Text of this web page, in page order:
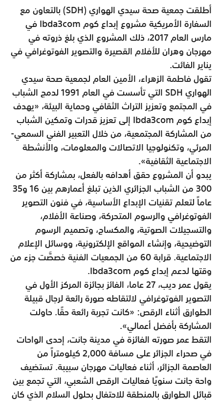
أطلقت جمعية صحة سيدي الهواري (SDH) بالتعاون مع
السفارة الأمريكية مشروع إبداع كوم Ibda3com في
مارس العام 2017، ذلك المشروع الذي بلغ ذروته في
مهرجان وهران للأفلام القصيرة والتصوير الفوتوغرافي في
يناير الفائت.
تقول فاطمة الزهراء، الأمين العام لجمعية صحة سيدي
الهواري SDH التي تأسست في العام 1991 لدمج الشباب
في المجتمع وتعزيز التراث الثقافي وحماية البيئة، «يهدف
إبداع كوم Ibda3com إلى تعزيز قدرات وتمكين الشباب
من المشاركة المجتمعية، من خلال التعبير الفني السمعي-
المرئي، وتكنولوجيا الاتصالات والمعلومات، والأنشطة
الاجتماعية الثقافية».
يبدو أن المشروع حقق أهدافه بالفعل، بمشاركة أكثر من
300 من الشباب الجزائري الذين تبلغ أعمارهم بين 16 و35
عاماً لتعلم تقنيات الإبداع الأساسية، في فنون التصوير
الفوتوغرافي والرسوم المتحركة، وصناعة الأفلام،
والتسجيلات الصوتية، والمكساج، وتصميم الرسوم
التوضيحية، وإنشاء المواقع الإلكترونية، ووسائل الإعلام
الاجتماعية. قرابة 60 من الجمعيات الفنية خصصَّت جزء من
وقتها لدعم إبداع كوم Ibda3com.
يقول عمر ديب، 27 عاما، الفائز بجائزة المركز الأول في
التصوير الفوتوغرافي لالتقاطه صورة رائعة لرجال قبيلة
الطوارق أثناء الرقص: «كانت تجربة رائعة حقًا. حاولت
المشاركة بأفضل أعمالي».
التقط عمر صورته الفائزة في مدينة جانت، إحدى الواحات
في صحراء الجزائر على مسافة 2,000 كيلومتراً من
العاصمة الجزائر، أثناء فعاليات مهرجان سبيبة. تستضيف
واحة جانت سنويًا فعاليات الرقص الشعبي، التي تجمع بين
قبائل الطوارق بالمنطقة للاحتفال بحلول السلام الذي كان